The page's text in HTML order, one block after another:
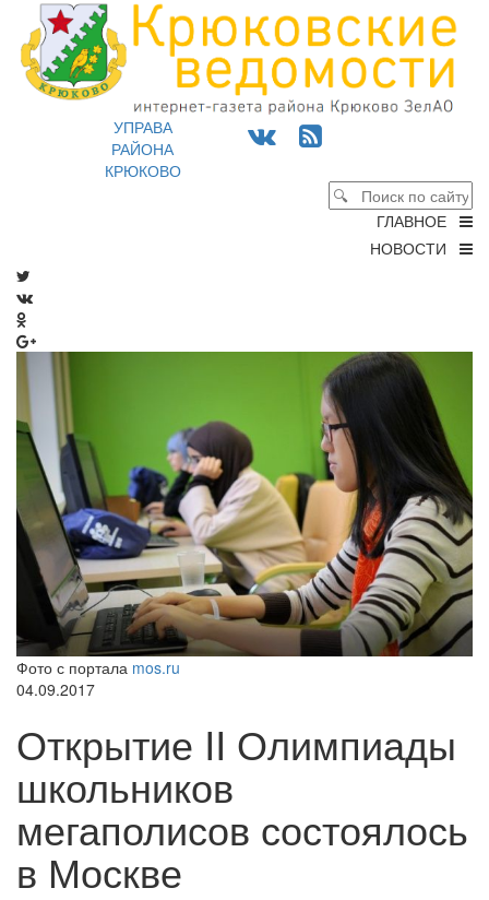
УПРАВА
РАЙОНА
КРЮКОВО
ГЛАВНОЕ
НОВОСТИ
Фото с портала mos.ru
04.09.2017
Открытие II Олимпиады
школьников
мегаполисов состоялось
в Москве